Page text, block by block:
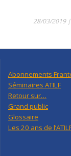
28/03/2019
Abonnements
Séminaires ATILF
Retour sur…
Grand public
Glossaire
Les 20 ans de